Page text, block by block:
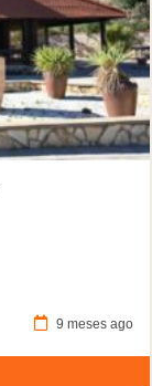
9 meses ago